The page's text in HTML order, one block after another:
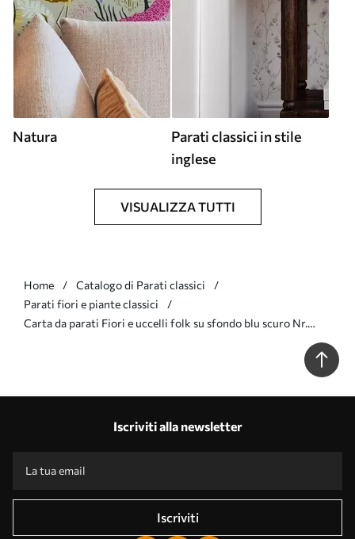
Natura
Parati classici in stile
inglese
VISUALIZZA TUTTI
Home
Catalogo di Parati classici
Parati fiori e piante classici
Carta da parati Fiori e uccelli folk su sfondo blu scuro Nr.
Iscriviti alla newsletter
Iscriviti